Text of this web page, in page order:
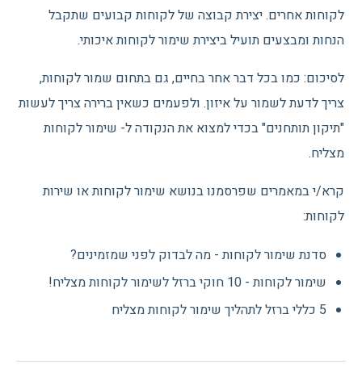
לקוחות אחרים. יצירת קבוצה של לקוחות קבועים שתקבל
הנחות ומבצעים תועיל ביצירת שימור לקוחות איכותי.
לסיכום: כמו בכל דבר אחר בחיים, גם בתחום שמור לקוחות,
צריך לדעת לשמור על איזון. ולפעמים כשאין ברירה צריך לעשות
"תיקון תותחנים" בכדי למצוא את הנקודה ל- שימור לקוחות
מצליח.
קרא/י במאמרים שפרסמנו בנושא שימור לקוחות או שירות
לקוחות:
סדנת שימור לקוחות - מה לבדוק לפני שמזמינים?
שימור לקוחות - 10 חוקי ברזל לשימור לקוחות מצליח!
5 כללי ברזל לתהליך שימור לקוחות מצליח